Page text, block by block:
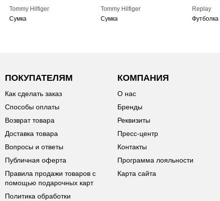
Tommy Hilfiger
Сумка
Tommy Hilfiger
Сумка
Replay
Футболка
ПОКУПАТЕЛЯМ
Как сделать заказ
Способы оплаты
Возврат товара
Доставка товара
Вопросы и ответы
Публичная оферта
Правила продажи товаров с
помощью подарочных карт
Политика обработки
КОМПАНИЯ
О нас
Бренды
Реквизиты
Пресс-центр
Контакты
Программа лояльности
Карта сайта